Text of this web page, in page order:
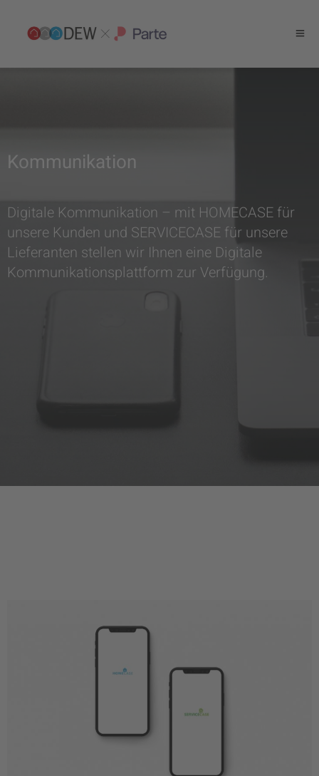
Kommunikation
Digitale Kommunikation – mit HOMECASE für
unsere Kunden und SERVICECASE für unsere
Lieferanten stellen wir Ihnen eine Digitale
Kommunikationsplattform zur Verfügung.